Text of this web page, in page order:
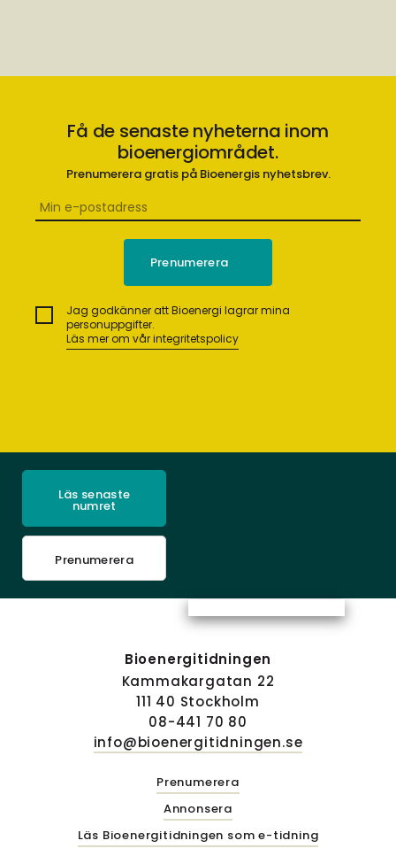
Få de senaste nyheterna inom
bioenergiområdet.
Prenumerera gratis på Bioenergis nyhetsbrev.
Jag godkänner att Bioenergi lagrar mina
personuppgifter.
Läs mer om vår integritetspolicy
Läs senaste
numret
Prenumerera
Bioenergitidningen
Kammakargatan 22
111 40 Stockholm
08-441 70 80
info@bioenergitidningen.se
Prenumerera
Annonsera
Läs Bioenergitidningen som e-tidning